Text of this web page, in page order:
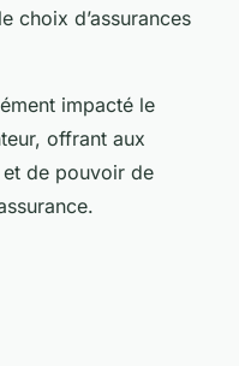
choix d’assurances
impacté le
offrant aux
de pouvoir de